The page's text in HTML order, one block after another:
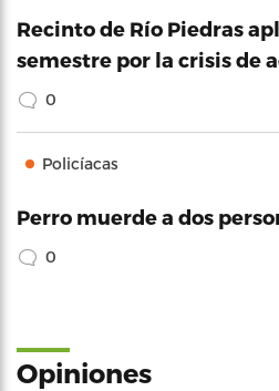
Recinto de Río Piedras
semestre por la crisis de
0
Policíacas
Perro muerde a dos
0
Opiniones